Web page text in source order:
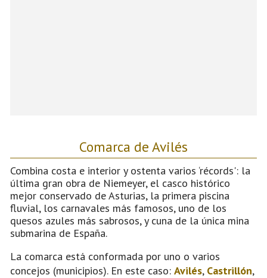
Comarca de Avilés
Combina costa e interior y ostenta varios ‘récords': la
última gran obra de Niemeyer, el casco histórico
mejor conservado de Asturias, la primera piscina
fluvial, los carnavales más famosos, uno de los
quesos azules más sabrosos, y cuna de la única mina
submarina de España.
La comarca está conformada por uno o varios
concejos (municipios). En este caso: Avilés, Castrillón,